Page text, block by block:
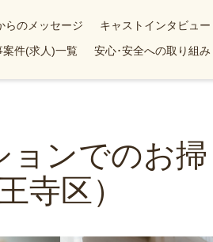
らのメッセージ
キャストインタビュー
案件(求人)一覧 安心･安全への取り組み
ョンでのお掃
寺区）